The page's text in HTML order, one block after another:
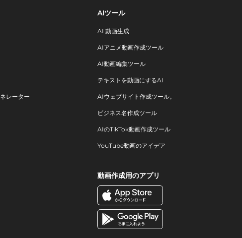
レーター
AIツール
AI 動画生成
AIアニメ動画作成ツール
AI動画編集ツール
テキストを動画にするAI
AIウェブサイト作成ツール。
ビジネス名作成ツール
AIのTikTok動画作成ツール
YouTube動画のアイデア
動画作成用のアプリ